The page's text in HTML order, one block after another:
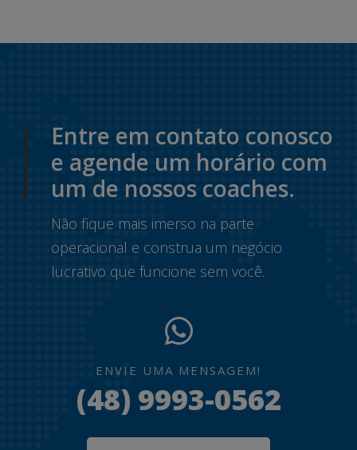
Entre em contato conosco
e agende um horário com
um de nossos coaches.
Não fique mais imerso na parte
operacional e construa um negócio
lucrativo que funcione sem você.
ENVIE UMA MENSAGEM!
(48) 9993-0562